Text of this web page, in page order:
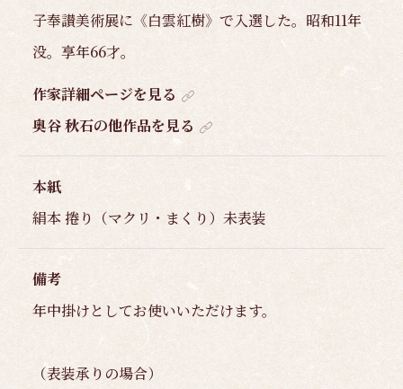
子奉讃美術展に《白雲紅樹》で入選した。昭和11年
没。享年66才。
作家詳細ページを見る
奥谷 秋石の他作品を見る
本紙
絹本 捲り（マクリ・まくり）未表装
備考
年中掛けとしてお使いいただけます。
（表装承りの場合）